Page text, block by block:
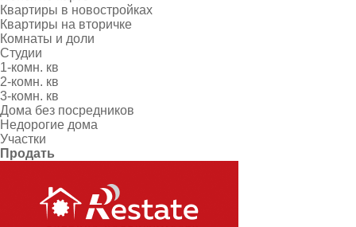
Квартиры в новостройках
Квартиры на вторичке
Комнаты и доли
Студии
1-комн. кв
2-комн. кв
3-комн. кв
Дома без посредников
Недорогие дома
Участки
Продать